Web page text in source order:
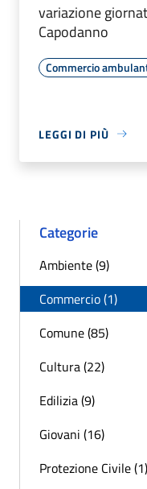
variazione
Capodanno
Commercio
LEGGI DI PIÙ
Categorie
Ambiente (9)
Commercio (1)
Comune (85)
Cultura (22)
Edilizia (9)
Giovani (16)
Protezione Civile (1)